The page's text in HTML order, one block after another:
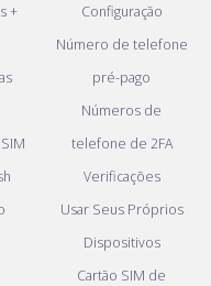
+
Configuração
Número de telefone
pré-pago
Números de
telefone de 2FA
Verificações
Usar Seus Próprios
Dispositivos
Cartão SIM de